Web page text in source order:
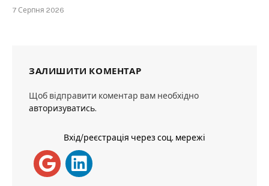
7 Серпня 2026
ЗАЛИШИТИ КОМЕНТАР
Щоб відправити коментар вам необхідно
авторизуватись.
Вхід/реєстрація через соц. мережі